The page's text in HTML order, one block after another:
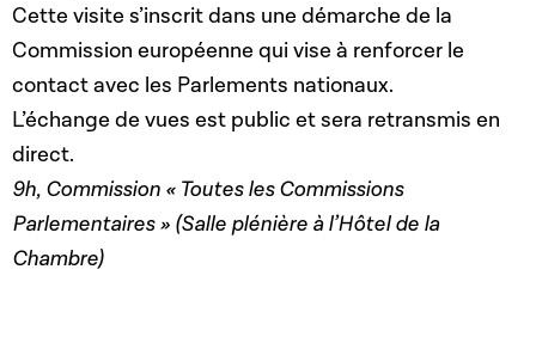
Cette visite s’inscrit dans une démarche de la
Commission européenne qui vise à renforcer le
contact avec les Parlements nationaux.
L’échange de vues est public et sera retransmis en
direct.
9h, Commission « Toutes les Commissions
Parlementaires » (Salle plénière à l’Hôtel de la
Chambre)